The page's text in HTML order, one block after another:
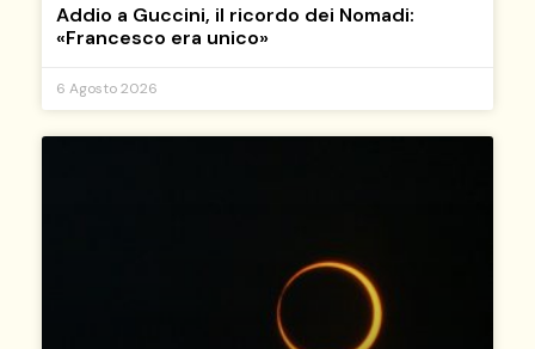
Addio a Guccini, il ricordo dei Nomadi:
«Francesco era unico»
6 Agosto 2026